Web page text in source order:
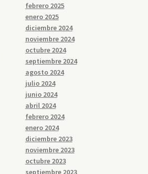
febrero 2025
enero 2025
diciembre 2024
noviembre 2024
octubre 2024
septiembre 2024
agosto 2024
julio 2024
junio 2024
abril 2024
febrero 2024
enero 2024
diciembre 2023
noviembre 2023
octubre 2023
septiembre 2023